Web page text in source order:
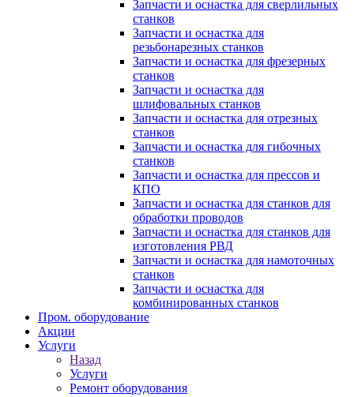
Запчасти и оснастка для сверлильных
станков
Запчасти и оснастка для
резьбонарезных станков
Запчасти и оснастка для фрезерных
станков
Запчасти и оснастка для
шлифовальных станков
Запчасти и оснастка для отрезных
станков
Запчасти и оснастка для гибочных
станков
Запчасти и оснастка для прессов и
КПО
Запчасти и оснастка для станков для
обработки проводов
Запчасти и оснастка для станков для
изготовления РВД
Запчасти и оснастка для намоточных
станков
Запчасти и оснастка для
комбинированных станков
Пром. оборудование
Акции
Услуги
Назад
Услуги
Ремонт оборудования